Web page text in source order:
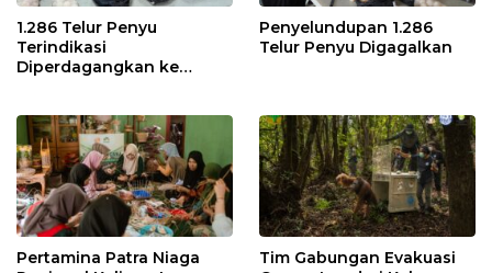
1.286 Telur Penyu
Terindikasi
Diperdagangkan ke
Penyelundupan 1.286
Telur Penyu Digagalkan
Pertamina Patra Niaga
Tim Gabungan Evakuasi